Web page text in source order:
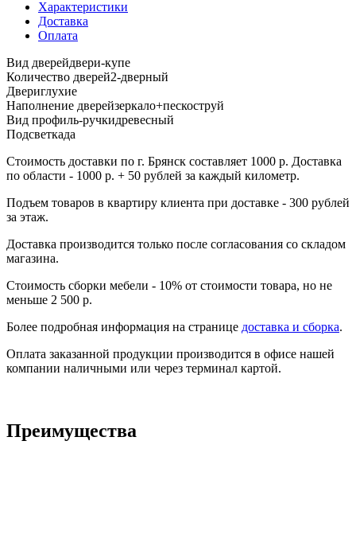
Характеристики
Доставка
Оплата
Вид дверейдвери-купе
Количество дверей2-дверный
Двериглухие
Наполнение дверейзеркало+пескоструй
Вид профиль-ручкидревесный
Подсветкада
Стоимость доставки по г. Брянск составляет 1000 р. Доставка
по области - 1000 р. + 50 рублей за каждый километр.
Подъем товаров в квартиру клиента при доставке - 300 рублей
за этаж.
Доставка производится только после согласования со складом
магазина.
Стоимость сборки мебели - 10% от стоимости товара, но не
меньше 2 500 р.
Более подробная информация на странице доставка и сборка.
Оплата заказанной продукции производится в офисе нашей
компании наличными или через терминал картой.
Преимущества